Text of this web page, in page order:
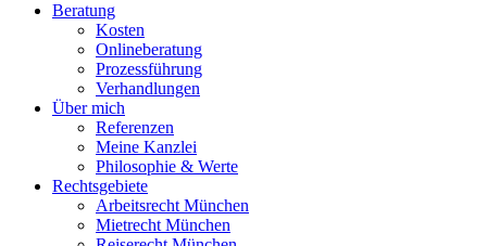
Beratung
Kosten
Onlineberatung
Prozessführung
Verhandlungen
Über mich
Referenzen
Meine Kanzlei
Philosophie & Werte
Rechtsgebiete
Arbeitsrecht München
Mietrecht München